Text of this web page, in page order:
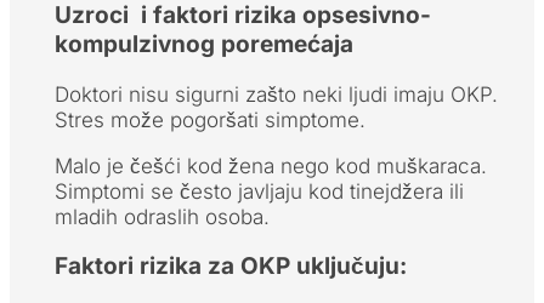
Uzroci i faktori rizika opsesivno-
kompulzivnog poremećaja
Doktori nisu sigurni zašto neki ljudi imaju OKP.
Stres može pogoršati simptome.
Malo je češći kod žena nego kod muškaraca.
Simptomi se često javljaju kod tinejdžera ili
mladih odraslih osoba.
Faktori rizika za OKP uključuju: